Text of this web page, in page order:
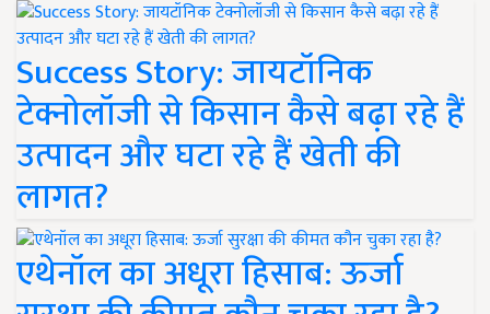
Success Story: जायटॉनिक
टेक्नोलॉजी से किसान कैसे बढ़ा रहे हैं
उत्पादन और घटा रहे हैं खेती की
लागत?
एथेनॉल का अधूरा हिसाब: ऊर्जा